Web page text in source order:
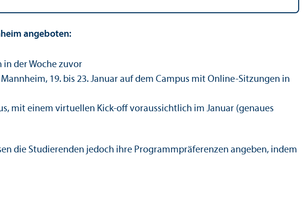
angeboten:
in der Woche zuvor
19. bis 23. Januar auf dem Campus mit Online-Sitzungen in
mit einem virtuellen Kick-off voraussichtlich im Januar (genaues
die Studierenden jedoch ihre Programmpräferenzen angeben, indem